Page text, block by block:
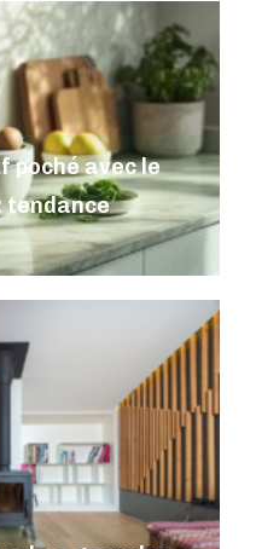
poché avec le
tendance